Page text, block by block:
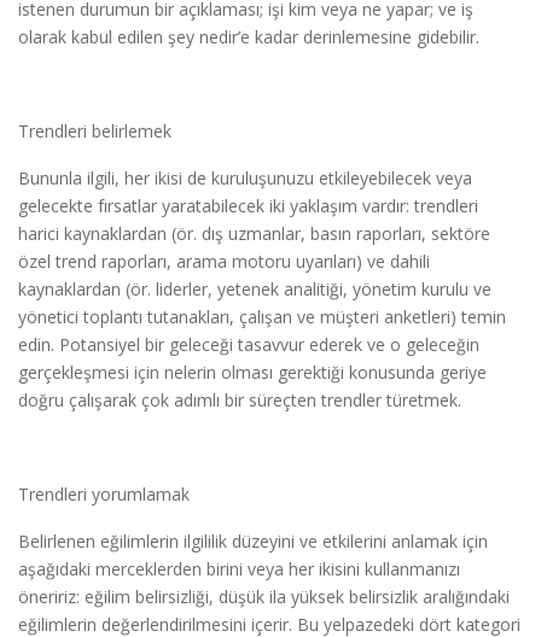
istenen durumun bir açıklaması; işi kim veya ne yapar; ve iş
olarak kabul edilen şey nedir’e kadar derinlemesine gidebilir.
Trendleri belirlemek
Bununla ilgili, her ikisi de kuruluşunuzu etkileyebilecek veya
gelecekte fırsatlar yaratabilecek iki yaklaşım vardır: trendleri
harici kaynaklardan (ör. dış uzmanlar, basın raporları, sektöre
özel trend raporları, arama motoru uyarıları) ve dahili
kaynaklardan (ör. liderler, yetenek analitiği, yönetim kurulu ve
yönetici toplantı tutanakları, çalışan ve müşteri anketleri) temin
edin. Potansiyel bir geleceği tasavvur ederek ve o geleceğin
gerçekleşmesi için nelerin olması gerektiği konusunda geriye
doğru çalışarak çok adımlı bir süreçten trendler türetmek.
Trendleri yorumlamak
Belirlenen eğilimlerin ilgililik düzeyini ve etkilerini anlamak için
aşağıdaki merceklerden birini veya her ikisini kullanmanızı
öneririz: eğilim belirsizliği, düşük ila yüksek belirsizlik aralığındaki
eğilimlerin değerlendirilmesini içerir. Bu yelpazedeki dört kategori